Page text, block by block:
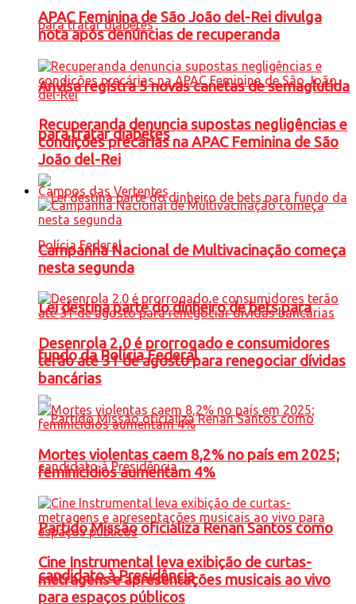
Anvisa registra 5 novas canetas de semaglutida
para tratar diabetes
Lei destina parte do dinheiro de bets para
fundo da Polícia Federal
Partido Missão oficializa Renan Santos como
candidato à Presidência
APAC Feminina de São João del-Rei divulga
nota após denúncias de recuperanda
Recuperanda denuncia supostas negligências e
condições precárias na APAC Feminina de São
João del-Rei
Campos das Vertentes
Campanha Nacional de Multivacinação começa
nesta segunda
Desenrola 2.0 é prorrogado e consumidores
terão até 31 de agosto para renegociar dívidas
bancárias
Mortes violentas caem 8,2% no país em 2025;
feminicídios aumentam 4%
Cine Instrumental leva exibição de curtas-
metragens e apresentações musicais ao vivo
para espaços públicos